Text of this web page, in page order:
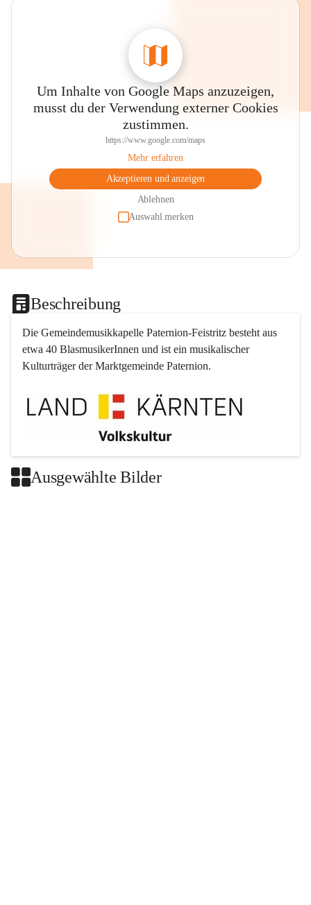
Um Inhalte von Google Maps anzuzeigen,
musst du der Verwendung externer Cookies
zustimmen.
https://www.google.com/maps
Mehr erfahren
Akzeptieren und anzeigen
Ablehnen
Auswahl merken
Beschreibung
Die Gemeindemusikkapelle Paternion-Feistritz besteht aus
etwa 40 BlasmusikerInnen und ist ein musikalischer
Kulturträger der Marktgemeinde Paternion.
Ausgewählte Bilder